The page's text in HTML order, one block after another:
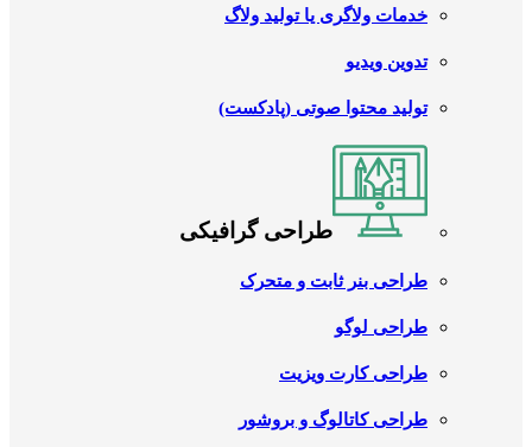
خدمات ولاگری یا تولید ولاگ
تدوین ویدیو
تولید محتوا صوتی (پادکست)
طراحی گرافیکی
طراحی بنر ثابت و متحرک
طراحی لوگو
طراحی کارت ویزیت
طراحی کاتالوگ و بروشور